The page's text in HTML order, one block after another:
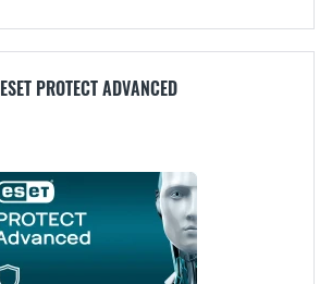
ESET PROTECT ADVANCED